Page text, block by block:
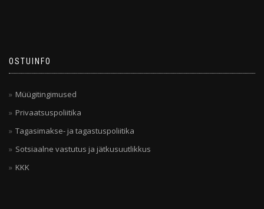
OSTUINFO
Müügitingimused
Privaatsuspoliitika
Tagasimakse- ja tagastuspoliitika
Sotsiaalne vastutus ja jätkusuutlikkus
KKK